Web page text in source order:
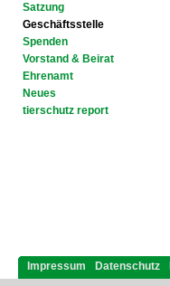
Satzung
Geschäftsstelle
Spenden
Vorstand & Beirat
Ehrenamt
Neues
tierschutz report
Impressum Datenschutz